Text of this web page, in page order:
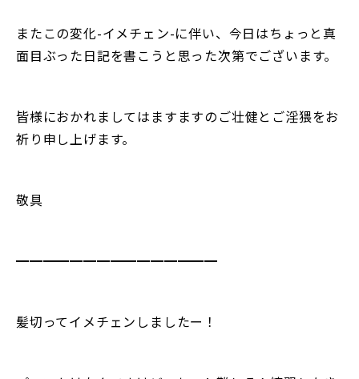
またこの変化-イメチェン-に伴い、今日はちょっと真
面目ぶった日記を書こうと思った次第でございます。
皆様におかれましてはますますのご壮健とご淫猥をお
祈り申し上げます。
敬具
━━━━━━━━━━━━━━━
髪切ってイメチェンしましたー！